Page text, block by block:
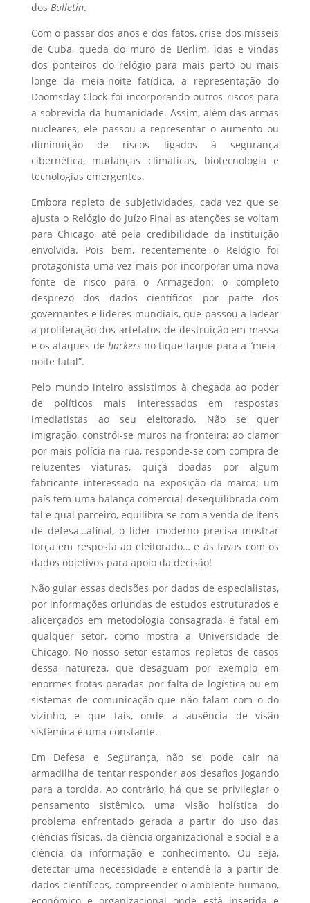
dos Bulletin.
Com o passar dos anos e dos fatos, crise dos mísseis
de Cuba, queda do muro de Berlim, idas e vindas
dos ponteiros do relógio para mais perto ou mais
longe da meia-noite fatídica, a representação do
Doomsday Clock foi incorporando outros riscos para
a sobrevida da humanidade. Assim, além das armas
nucleares, ele passou a representar o aumento ou
diminuição de riscos ligados à segurança
cibernética, mudanças climáticas, biotecnologia e
tecnologias emergentes.
Embora repleto de subjetividades, cada vez que se
ajusta o Relógio do Juízo Final as atenções se voltam
para Chicago, até pela credibilidade da instituição
envolvida. Pois bem, recentemente o Relógio foi
protagonista uma vez mais por incorporar uma nova
fonte de risco para o Armagedon: o completo
desprezo dos dados científicos por parte dos
governantes e líderes mundiais, que passou a ladear
a proliferação dos artefatos de destruição em massa
e os ataques de hackersno tique-taque para a “meia-
noite fatal”.
Pelo mundo inteiro assistimos à chegada ao poder
de políticos mais interessados em respostas
imediatistas ao seu eleitorado. Não se quer
imigração, constrói-se muros na fronteira; ao clamor
por mais polícia na rua, responde-se com compra de
reluzentes viaturas, quiçá doadas por algum
fabricante interessado na exposição da marca; um
país tem uma balança comercial desequilibrada com
tal e qual parceiro, equilibra-se com a venda de itens
de defesa…afinal, o líder moderno precisa mostrar
força em resposta ao eleitorado… e às favas com os
dados objetivos para apoio da decisão!
Não guiar essas decisões por dados de especialistas,
por informações oriundas de estudos estruturados e
alicerçados em metodologia consagrada, é fatal em
qualquer setor, como mostra a Universidade de
Chicago. No nosso setor estamos repletos de casos
dessa natureza, que desaguam por exemplo em
enormes frotas paradas por falta de logística ou em
sistemas de comunicação que não falam com o do
vizinho, e que tais, onde a ausência de visão
sistêmica é uma constante.
Em Defesa e Segurança, não se pode cair na
armadilha de tentar responder aos desafios jogando
para a torcida. Ao contrário, há que se privilegiar o
pensamento sistêmico, uma visão holística do
problema enfrentado gerada a partir do uso das
ciências físicas, da ciência organizacional e social e a
ciência da informação e conhecimento. Ou seja,
detectar uma necessidade e entendê-la a partir de
dados científicos, compreender o ambiente humano,